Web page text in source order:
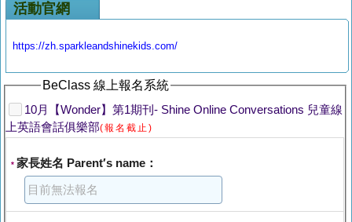
活動官網
https://zh.sparkleandshinekids.com/
BeClass 線上報名系統
10月【Wonder】第1期刊- Shine Online Conversations 兒童線
上英語會話俱樂部(報名截止)
* 家長姓名 Parent′s name：